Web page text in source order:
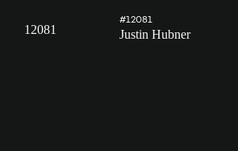
12081
#12081
Justin Hubner